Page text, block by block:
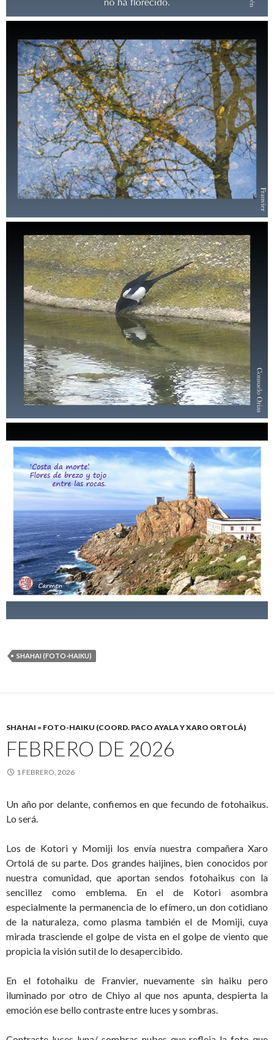
SHAHAI (FOTO-HAIKU)
SHAHAI = FOTO-HAIKU (COORD. PACO AYALA Y XARO ORTOLÁ)
FEBRERO DE 2026
1 FEBRERO, 2026
Un año por delante, confiemos en que fecundo de fotohaikus.
Lo será.
Los de Kotori y Momiji los envía nuestra compañera Xaro
Ortolá de su parte. Dos grandes haijines, bien conocidos por
nuestra comunidad, que aportan sendos fotohaikus con la
sencillez como emblema. En el de Kotori asombra
especialmente la permanencia de lo efímero, un don cotidiano
de la naturaleza, como plasma también el de Momiji, cuya
mirada trasciende el golpe de vista en el golpe de viento que
propicia la visión sutil de lo desapercibido.
En el fotohaiku de Franvier, nuevamente sin haiku pero
iluminado por otro de Chiyo al que nos apunta, despierta la
emoción ese bello contraste entre luces y sombras.